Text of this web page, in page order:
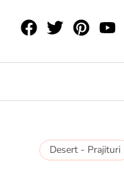
Desert - Prajituri